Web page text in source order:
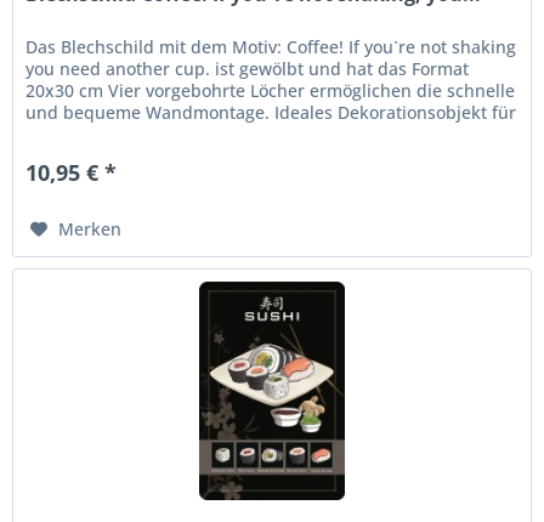
Das Blechschild mit dem Motiv: Coffee! If you`re not shaking
you need another cup. ist gewölbt und hat das Format
20x30 cm Vier vorgebohrte Löcher ermöglichen die schnelle
und bequeme Wandmontage. Ideales Dekorationsobjekt für
10,95 € *
Merken